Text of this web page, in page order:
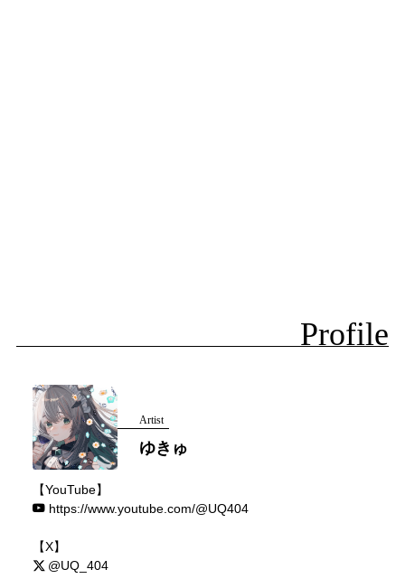
Profile
Artist
ゆきゅ
【YouTube】
https://www.youtube.com/@UQ404
【X】
@UQ_404